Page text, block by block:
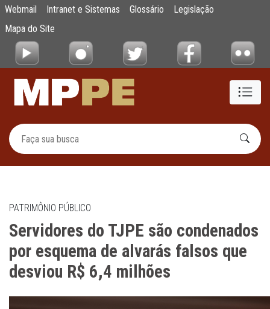
Pular para o Conteúdo principal
Servidores do TJPE são condenados por
Webmail Intranet e Sistemas Glossário
Legislação
Mapa do Site
PATRIMÔNIO PÚBLICO
Servidores do TJPE são condenados
por esquema de alvarás falsos que
desviou R$ 6,4 milhões